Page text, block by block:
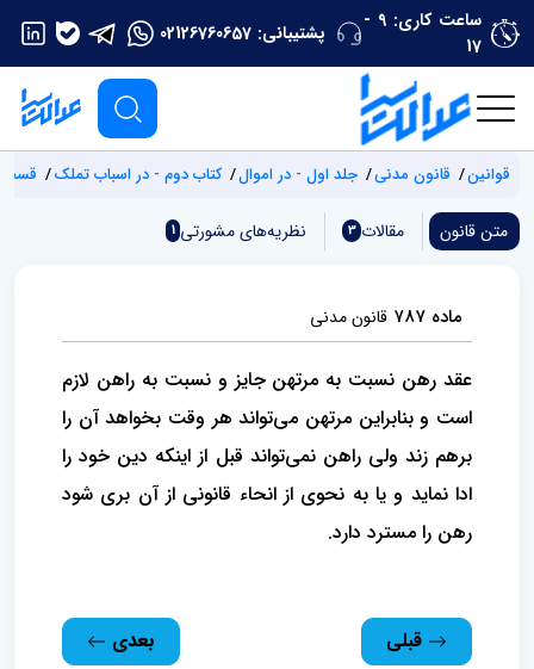
ساعت کاری: 9 -
17
پشتیبانی: 02126760657
قوانین قانون مدنی جلد اول - در اموال کتاب دوم - در اسباب تملک
متن قانون مقالات 3 نظریه‌های مشورتی 1
ماده ۷۸۷ قانون مدنی
عقد رهن نسبت به مرتهن جایز و نسبت به راهن لازم
است و بنابراین مرتهن می‌تواند هر وقت بخواهد آن را
برهم زند ولی راهن نمی‌تواند قبل از اینکه دین خود را
ادا نماید و یا به نحوی از انحاء قانونی از آن بری شود
رهن را مسترد دارد.
قبلی بعدی